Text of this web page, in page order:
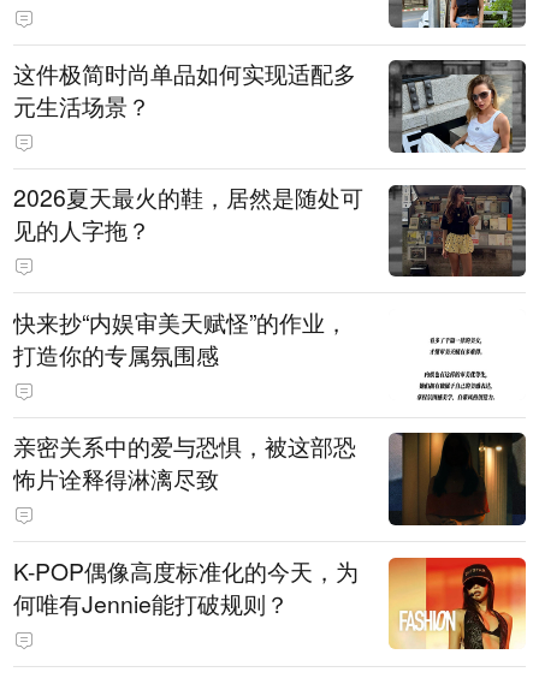
这件极简时尚单品如何实现适配多
元生活场景？
2026夏天最火的鞋，居然是随处可
见的人字拖？
快来抄“内娱审美天赋怪”的作业，
打造你的专属氛围感
亲密关系中的爱与恐惧，被这部恐
怖片诠释得淋漓尽致
K-POP偶像高度标准化的今天，为
何唯有Jennie能打破规则？